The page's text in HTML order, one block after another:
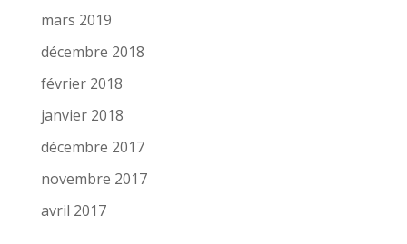
mars 2019
décembre 2018
février 2018
janvier 2018
décembre 2017
novembre 2017
avril 2017